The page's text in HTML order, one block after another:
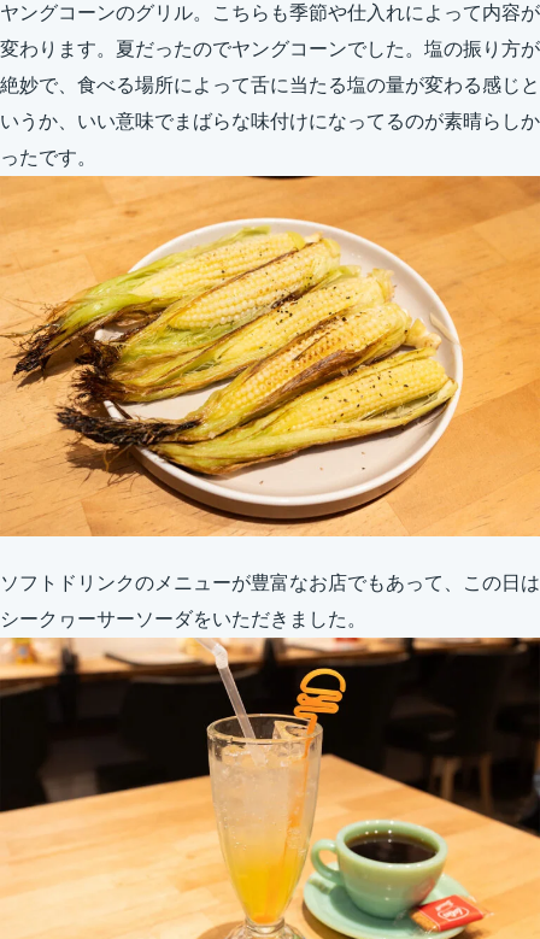
ヤングコーンのグリル。こちらも季節や仕入れによって内容が
変わります。夏だったのでヤングコーンでした。塩の振り方が
絶妙で、食べる場所によって舌に当たる塩の量が変わる感じと
いうか、いい意味でまばらな味付けになってるのが素晴らしか
ったです。
ソフトドリンクのメニューが豊富なお店でもあって、この日は
シークヮーサーソーダをいただきました。